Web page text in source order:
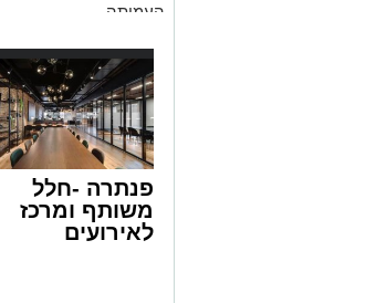
העמותה.
בסיום הסיור, התפנו
כדור, מחול ואמנות.
קלמן סמואלס, נשיא
רחבי העולם, ולראות
אני מברך על שיתוף
אילנה בן נמר ורואי
פנתרה -חלל
משותף ומרכז
לאירועים